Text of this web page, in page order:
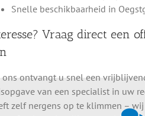
genieten weer van
Onze panelen lagen onder
vlekken, ik durfde er zelf
Nu zijn ze weer helemaal
Snelle beschikbaarheid in
Vraag direct een
ons ontvangt u snel een
van een specialist in uw
zelf nergens op te klimmen –